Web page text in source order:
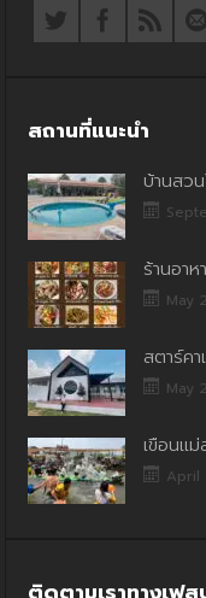
สถานที่แนะนำ
บ้านสว
ร้านอา
May
สตาร์คา
May
เขื่อนแ
April